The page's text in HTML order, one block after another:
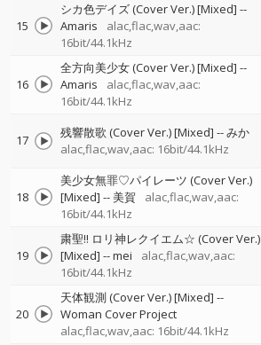
15
シカ色デイズ (Cover Ver.) [Mixed] --
Amaris
alac,flac,wav,aac:
16bit/44.1kHz
16
全方向美少女 (Cover Ver.) [Mixed] --
Amaris
alac,flac,wav,aac:
16bit/44.1kHz
17 残響散歌 (Cover Ver.) [Mixed] --みか
alac,flac,wav,aac: 16bit/44.1kHz
18
美少女無罪♡パイレーツ (Cover Ver.)
[Mixed] --美賀
alac,flac,wav,aac:
16bit/44.1kHz
19
粛聖!! ロリ神レクイエム☆ (Cover Ver.)
[Mixed] --mei
alac,flac,wav,aac:
16bit/44.1kHz
20
天体観測 (Cover Ver.) [Mixed] --
Woman Cover Project
alac,flac,wav,aac: 16bit/44.1kHz